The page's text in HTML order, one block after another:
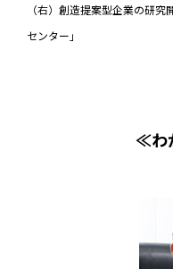
（右）創造提案型企業の研
センター」
≪わ